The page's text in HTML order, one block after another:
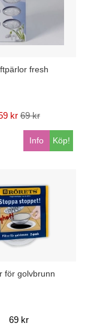
fresh
kr 69 kr
Köp!
Info
för golvbrunn
69 kr